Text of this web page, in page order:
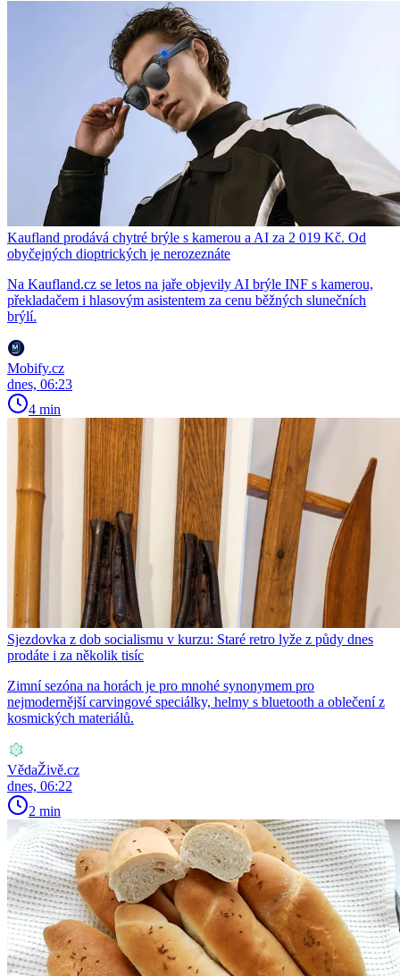
Kaufland prodává chytré brýle s kamerou a AI za 2 019 Kč. Od
obyčejných dioptrických je nerozeznáte
Na Kaufland.cz se letos na jaře objevily AI brýle INF s kamerou,
překladačem i hlasovým asistentem za cenu běžných slunečních
brýlí.
Mobify.cz
dnes, 06:23
4 min
Sjezdovka z dob socialismu v kurzu: Staré retro lyže z půdy dnes
prodáte i za několik tisíc
Zimní sezóna na horách je pro mnohé synonymem pro
nejmodernější carvingové speciálky, helmy s bluetooth a oblečení z
kosmických materiálů.
VědaŽivě.cz
dnes, 06:22
2 min